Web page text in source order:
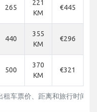
265
221
KM
€445
440
355
KM
€296
500
370
KM
€321
租车票价、距离和旅行时间